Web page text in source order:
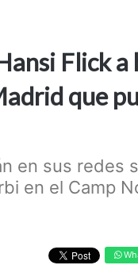
Flick
que
en sus redes
en el Camp